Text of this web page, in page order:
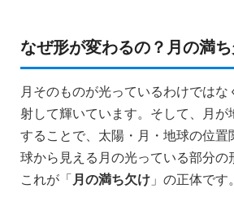
なぜ形が変わるの？月の満
月そのものが光っているわけではな
射して輝いています。そして、月が
することで、太陽・月・地球の位置
球から見える月の光っている部分の
これが「月の満ち欠け 」の正体です。